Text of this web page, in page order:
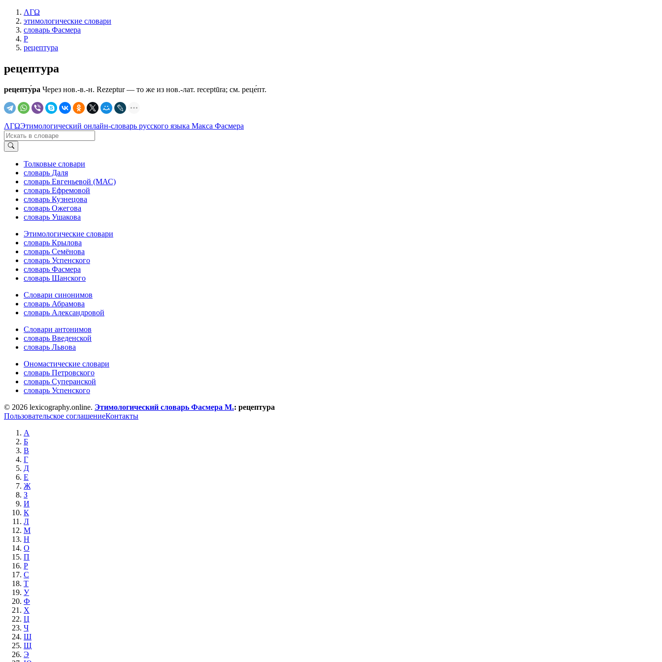
ΛΓΩ
этимологические словари
словарь Фасмера
Р
рецептура
рецептура
рецепту́ра Через нов.-в.-н. Rezeptur — то же из нов.-лат. rесерtūrа; см. реце́пт.
ΛΓΩЭтимологический онлайн-словарь русского языка Макса Фасмера
Толковые словари
словарь Даля
словарь Евгеньевой (МАС)
словарь Ефремовой
словарь Кузнецова
словарь Ожегова
словарь Ушакова
Этимологические словари
словарь Крылова
словарь Семёнова
словарь Успенского
словарь Фасмера
словарь Шанского
Словари синонимов
словарь Абрамова
словарь Александровой
Словари антонимов
словарь Введенской
словарь Львова
Ономастические словари
словарь Петровского
словарь Суперанской
словарь Успенского
© 2026 lexicography.online. Этимологический словарь Фасмера М.: рецептура
Пользовательское соглашениеКонтакты
А
Б
В
Г
Д
Е
Ж
З
И
К
Л
М
Н
О
П
Р
С
Т
У
Ф
Х
Ц
Ч
Ш
Щ
Э